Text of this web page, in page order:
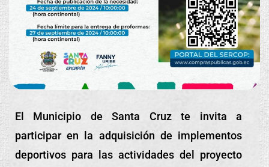
El Municipio de Santa Cruz te invita a
participar en la adquisición de implementos
deportivos para las actividades del proyecto